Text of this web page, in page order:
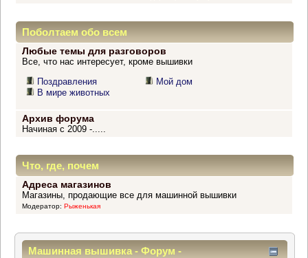
Поболтаем обо всем
Любые темы для разговоров
Все, что нас интересует, кроме вышивки
Поздравления
В мире животных
Мой дом
Архив форума
Начиная с 2009 -.....
Что, где, почем
Адреса магазинов
Магазины, продающие все для машинной вышивки
Модератор: Рыженькая
Машинная вышивка - Форум -